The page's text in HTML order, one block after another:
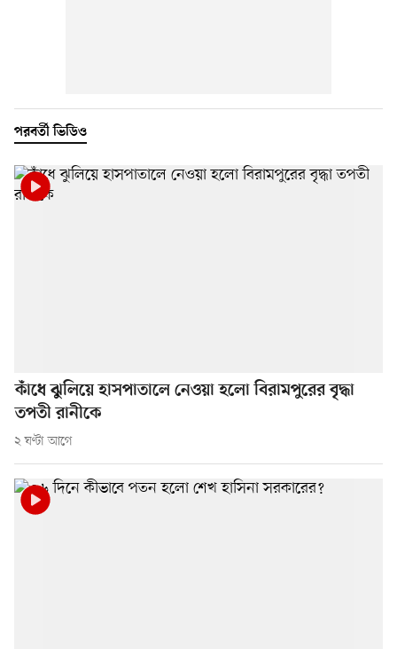
পরবর্তী ভিডিও
কাঁধে ঝুলিয়ে হাসপাতালে নেওয়া হলো বিরামপুরের বৃদ্ধা
তপতী রানীকে
২ ঘণ্টা আগে